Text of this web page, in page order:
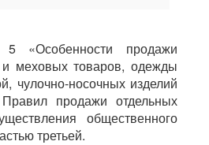
«Особенности продажи
и меховых товаров, одежды
чулочно-носочных изделий
продажи отдельных
общественного
третьей.